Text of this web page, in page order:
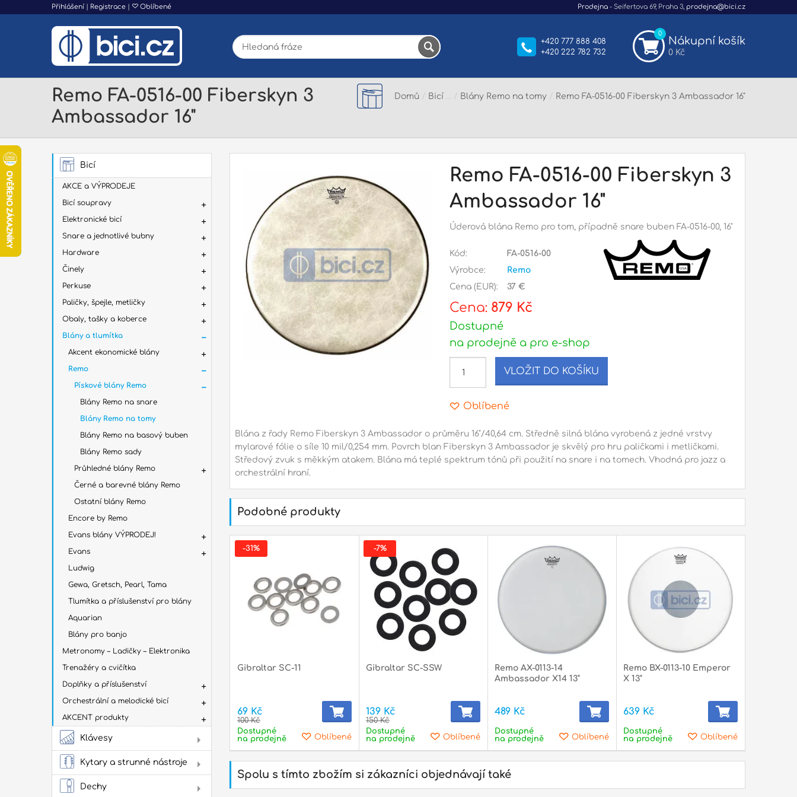
Přihlášení | Registrace | Oblíbené Prodejna - Seifertova 69, Praha 3, prodejna@bici.cz
Nákupní košík
0 Kč
0
+420 777 888 408
+420 222 782 732
Domů / Bicí / Blány Remo na tomy / Remo FA-0516-00 Fiberskyn 3 Ambassador 16"
Remo FA-0516-00 Fiberskyn 3
Ambassador 16"
Bicí
AKCE a VÝPRODEJE
Bicí soupravy
Elektronické bicí
Snare a jednotlivé bubny
Hardware
Činely
Perkuse
Paličky, špejle, metličky
Obaly, tašky a koberce
Blány a tlumítka
Akcent ekonomické blány
Remo
Pískové blány Remo
Blány Remo na snare
Blány Remo na tomy
Blány Remo na basový buben
Blány Remo sady
Průhledné blány Remo
Černé a barevné blány Remo
Ostatní blány Remo
Encore by Remo
Evans blány VÝPRODEJ!
Evans
Ludwig
Gewa, Gretsch, Pearl, Tama
Tlumítka a příslušenství pro blány
Aquarian
Blány pro banjo
Metronomy – Ladičky – Elektronika
Trenažéry a cvičítka
Doplňky a příslušenství
Orchestrální a melodické bicí
AKCENT produkty
Klávesy
Digitální piana
Pianové stoličky
Příslušenství a
doplňky
Akordeony
Kytary a strunné nástroje
Akustické
kytary
Elektrické
kytary
mandoliny
Dechy
Remo FA-0516-00 Fiberskyn 3
Ambassador 16"
Úderová blána Remo pro tom, případně snare buben FA-0516-00, 16"
Kód:
FA-0516-00
Výrobce:
Remo
Cena (EUR):
37 €
Cena: 879 Kč
Dostupné
na prodejně a pro e-shop
VLOŽIT DO KOŠÍKU
Oblíbené
Blána z řady Remo Fiberskyn 3 Ambassador o průměru 16"/40,64 cm. Středně silná blána vyrobená z jedné vrstvy
mylarové fólie o síle 10 mil/0,254 mm. Povrch blan Fiberskyn 3 Ambassador je skvělý pro hru paličkami i metličkami.
Středový zvuk s měkkým atakem. Blána má teplé spektrum tónů při použití na snare i na tomech. Vhodná pro jazz a
orchestrální hraní.
Podobné produkty
Gibraltar SC-11
69 Kč
100 Kč
Oblíbené
Dostupné
na prodejně
-31%
Gibraltar SC-SSW
139 Kč
150 Kč
Oblíbené
Dostupné
na prodejně
-7%
Remo AX-0113-14
Ambassador X14 13"
489 Kč
Oblíbené
Dostupné
na prodejně
Remo BX-0113-10 Emperor
X 13"
639 Kč
Oblíbené
Dostupné
na prodejně
Spolu s tímto zbožím si zákazníci objednávají také